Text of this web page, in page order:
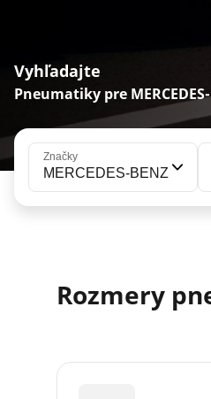
Vyhľadajte
Pneumatiky pre
Značky
MERCEDES-BENZ
Rozmery